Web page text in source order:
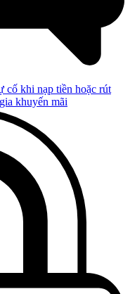
cố khi nạp tiền hoặc rút
khuyến mãi